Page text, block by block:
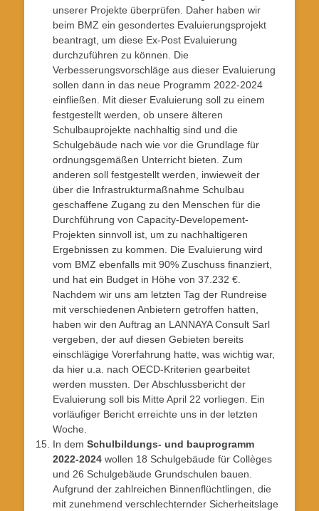
unserer Projekte überprüfen. Daher haben wir
beim BMZ ein gesondertes Evaluierungsprojekt
beantragt, um diese Ex-Post Evaluierung
durchzuführen zu können. Die
Verbesserungsvorschläge aus dieser Evaluierung
sollen dann in das neue Programm 2022-2024
einfließen. Mit dieser Evaluierung soll zu einem
festgestellt werden, ob unsere älteren
Schulbauprojekte nachhaltig sind und die
Schulgebäude nach wie vor die Grundlage für
ordnungsgemäßen Unterricht bieten. Zum
anderen soll festgestellt werden, inwieweit der
über die Infrastrukturmaßnahme Schulbau
geschaffene Zugang zu den Menschen für die
Durchführung von Capacity-Developement-
Projekten sinnvoll ist, um zu nachhaltigeren
Ergebnissen zu kommen. Die Evaluierung wird
vom BMZ ebenfalls mit 90% Zuschuss finanziert,
und hat ein Budget in Höhe von 37.232 €.
Nachdem wir uns am letzten Tag der Rundreise
mit verschiedenen Anbietern getroffen hatten,
haben wir den Auftrag an LANNAYA Consult Sarl
vergeben, der auf diesen Gebieten bereits
einschlägige Vorerfahrung hatte, was wichtig war,
da hier u.a. nach OECD-Kriterien gearbeitet
werden mussten. Der Abschlussbericht der
Evaluierung soll bis Mitte April 22 vorliegen. Ein
vorläufiger Bericht erreichte uns in der letzten
Woche.
In dem Schulbildungs- und bauprogramm
2022-2024 wollen 18 Schulgebäude für Collèges
und 26 Schulgebäude Grundschulen bauen.
Aufgrund der zahlreichen Binnenflüchtlingen, die
mit zunehmend verschlechternder Sicherheitslage